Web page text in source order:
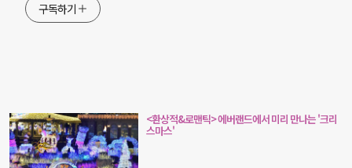
구독하기
<환상적&로맨틱> 에버랜드에서 미리 만나는 '크리
스마스'